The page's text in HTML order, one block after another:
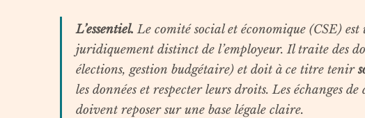
L’essentiel. Le comité social et économique (CSE) est
juridiquement distinct de l’employeur. Il traite des
élections, gestion budgétaire) et doit à ce titre tenir
les données et respecter leurs droits. Les échanges
doivent reposer sur une base légale claire.